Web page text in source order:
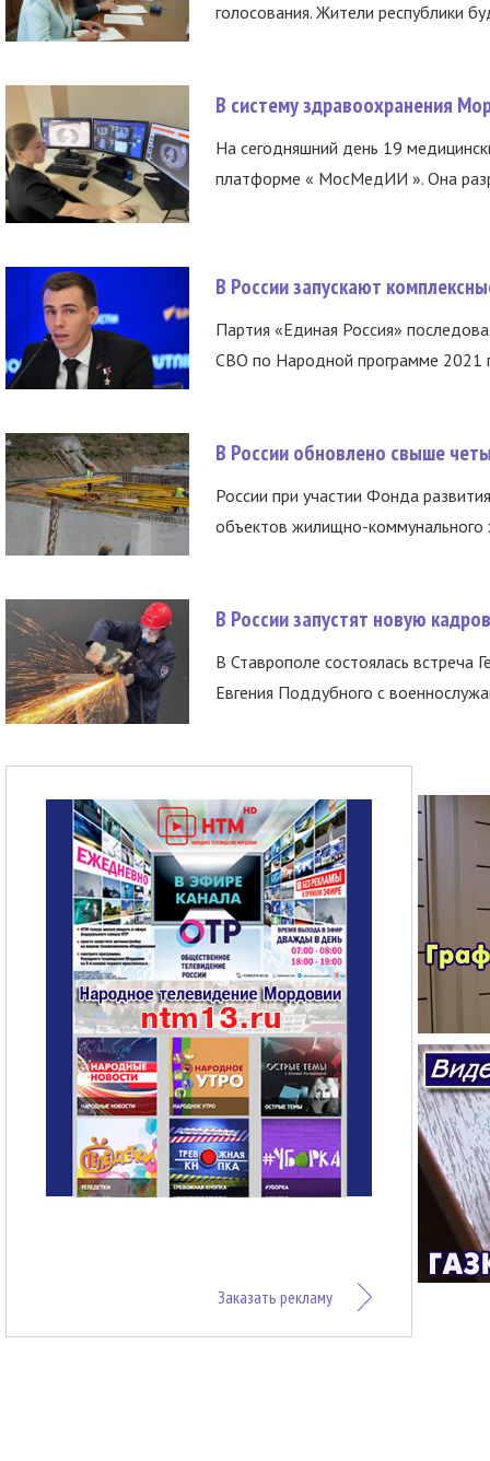
голосования. Жители республики
В систему здравоохранения
На сегодняшний день 19
платформе « МосМедИИ ». Она
В России запускают
Партия «Единая Россия»
СВО по Народной программе 2021
В России обновлено свыше
России при участии Фонда
объектов жилищно-коммунального
В России запустят новую
В Ставрополе состоялась встреча
Евгения Поддубного с
Заказать рекламу